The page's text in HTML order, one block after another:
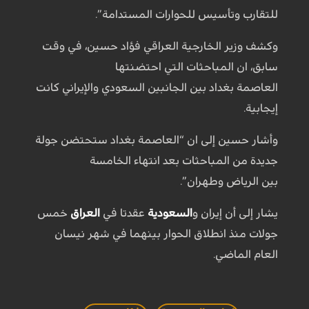
للتقارب وتأسيس للحوارات المستدامة”.
وكشف وزير الخارجية العراقي فؤاد حسين، في وقت
سابق، ان المباحثات التي احتضنتها
العاصمة بغداد بين الجانبين السعودي والإيراني كانت
إيجابية.
وأشار حسين إلى ان “العاصمة بغداد ستحتضن جولة
جديدة من المباحثات بعد انتهاء الخامسة
بين الرياض وطهران”.
يشار إلى أن إيران و السعودية عقدتا في العراق خمس
جولات منذ انطلاق الحوار بينهما في شهر نيسان
العام الماضي.